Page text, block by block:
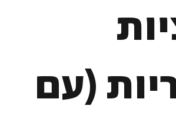
(עם